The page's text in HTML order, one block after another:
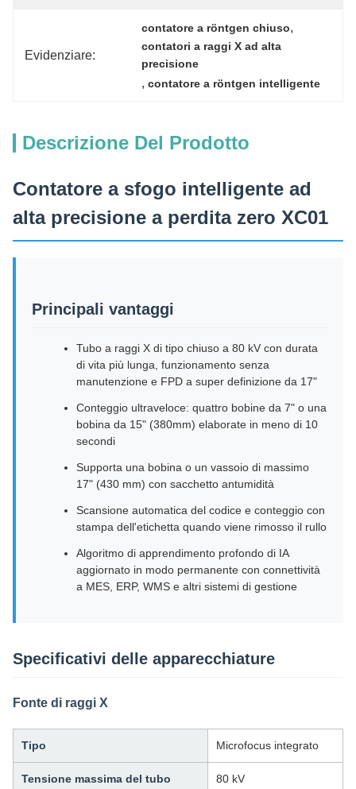
Evidenziare:
contatore a röntgen chiuso,
contatori a raggi X ad alta
precisione
, contatore a röntgen intelligente
Descrizione Del Prodotto
Contatore a sfogo intelligente ad
alta precisione a perdita zero XC01
Principali vantaggi
Tubo a raggi X di tipo chiuso a 80 kV con durata
di vita più lunga, funzionamento senza
manutenzione e FPD a super definizione da 17"
Conteggio ultraveloce: quattro bobine da 7" o una
bobina da 15" (380mm) elaborate in meno di 10
secondi
Supporta una bobina o un vassoio di massimo
17" (430 mm) con sacchetto antumidità
Scansione automatica del codice e conteggio con
stampa dell'etichetta quando viene rimosso il rullo
Algoritmo di apprendimento profondo di IA
aggiornato in modo permanente con connettività
a MES, ERP, WMS e altri sistemi di gestione
Specificativi delle apparecchiature
Fonte di raggi X
Tipo Microfocus integrato
Tensione massima del tubo 80 kV